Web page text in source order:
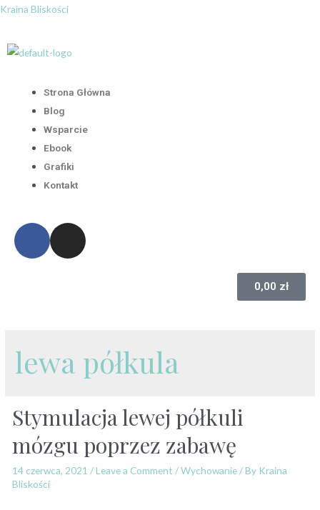
Kraina Bliskości
Strona Główna
Blog
Wsparcie
Ebook
Grafiki
Kontakt
0,00 zł
lewa półkula
Stymulacja lewej półkuli
mózgu poprzez zabawę
14 czerwca, 2021 /Leave a Comment /Wychowanie/ By Kraina
Bliskości